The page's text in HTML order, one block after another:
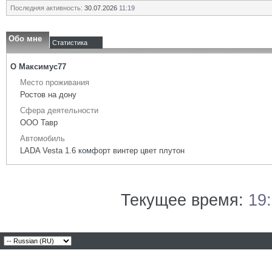
Последняя активность: 30.07.2026 11:19
Обо мне Статистика
О Максимус77
Место проживания
Ростов на дону
Сфера деятельности
ООО Тавр
Автомобиль
LADA Vesta 1.6 комфорт винтер цвет плутон
Текущее время: